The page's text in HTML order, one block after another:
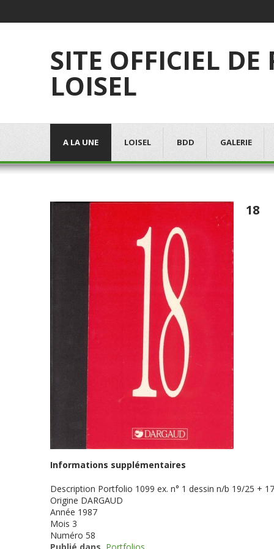
SITE OFFICIEL DE
LOISEL
A LA UNE LOISEL BDD GALERIE
18
Informations supplémentaires
Description Portfolio 1099 ex. n° 1 dessin n/b 19/25 +
Origine DARGAUD
Année 1987
Mois 3
Numéro 58